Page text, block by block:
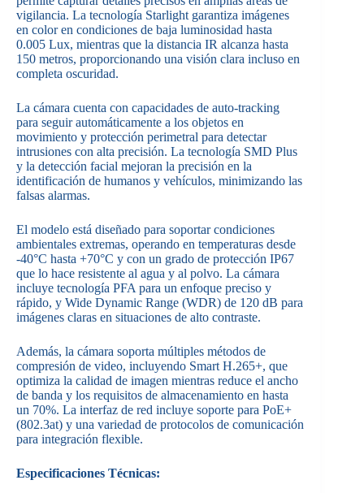
vigilancia. La tecnología Starlight garantiza imágenes
en color en condiciones de baja luminosidad hasta
0.005 Lux, mientras que la distancia IR alcanza hasta
150 metros, proporcionando una visión clara incluso en
completa oscuridad.
La cámara cuenta con capacidades de auto-tracking
para seguir automáticamente a los objetos en
movimiento y protección perimetral para detectar
intrusiones con alta precisión. La tecnología SMD Plus
y la detección facial mejoran la precisión en la
identificación de humanos y vehículos, minimizando las
falsas alarmas.
El modelo está diseñado para soportar condiciones
ambientales extremas, operando en temperaturas desde
-40°C hasta +70°C y con un grado de protección IP67
que lo hace resistente al agua y al polvo. La cámara
incluye tecnología PFA para un enfoque preciso y
rápido, y Wide Dynamic Range (WDR) de 120 dB para
imágenes claras en situaciones de alto contraste.
Además, la cámara soporta múltiples métodos de
compresión de video, incluyendo Smart H.265+, que
optimiza la calidad de imagen mientras reduce el ancho
de banda y los requisitos de almacenamiento en hasta
un 70%. La interfaz de red incluye soporte para PoE+
(802.3at) y una variedad de protocolos de comunicación
para integración flexible.
Especificaciones Técnicas: